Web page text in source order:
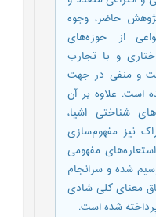
حاضر، وجوه
از حوزه‌های
و با تجارب
و منفی در جهت
است. علاوه بر آن
شناختی اشیا،
نیز مفهوم‌سازی
مفهومی
شده و سرانجام
معنای کلی شادی
شده است.